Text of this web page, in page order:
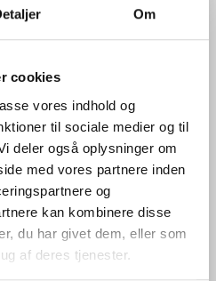
Om
cookies
vores indhold og
til sociale medier og til
deler også oplysninger om
med vores partnere inden
og
kan kombinere disse
du har givet dem, eller som
af deres tjenester.
Zoom
Skriv anmeldelse